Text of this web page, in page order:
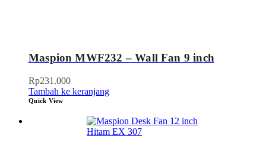
Maspion MWF232 – Wall Fan 9 inch
Rp231.000
Tambah ke keranjang
Quick View